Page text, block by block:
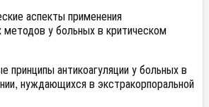
аспекты применения
методов у больных в критическом
принципы антикоагуляции у больных в
нуждающихся в экстракорпоральной